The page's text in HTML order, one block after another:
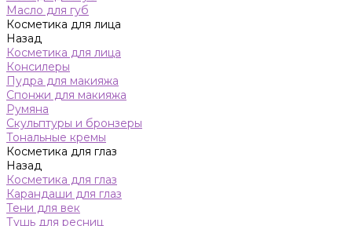
Масло для губ
Косметика для лица
Назад
Косметика для лица
Консилеры
Пудра для макияжа
Спонжи для макияжа
Румяна
Скульптуры и бронзеры
Тональные кремы
Косметика для глаз
Назад
Косметика для глаз
Карандаши для глаз
Тени для век
Тушь для ресниц